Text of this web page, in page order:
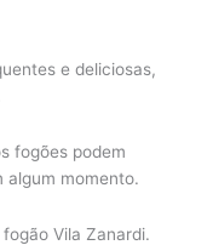
e deliciosas,
fogões podem
algum momento.
Vila Zanardi.